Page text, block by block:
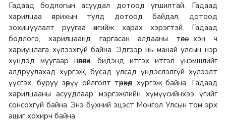
Гадаад бодлогын асуудал дотоод угшилтай. Гадаад
харилцаа ярихын тулд дотоод байдал, дотоод
зохицуулалт руугаа өнгийж харах хэрэгтэй. Гадаад
бодлого, харилцаанд гаргасан алдааны төлөө хэн ч
хариуцлага хүлээхгүй байна. Эдгээр нь манай улсын нэр
хүндэд муугаар нөлөөлөх, бидэнд итгэх итгэл үнэмшлийг
алдруулахад хүргэж, бусад улсад үндэслэлгүй хүлээлт
үүсгэх, буруу зөрүү ойлголт төрөхөд хүргэж байна. Гадаад
харилцааны асуудлаар мэргэжлийн хүмүүсийнхээ үгийг
сонсохгүй байна. Энэ бүхний эцэст Монгол Улсын том эрх
ашиг хохирч байна.